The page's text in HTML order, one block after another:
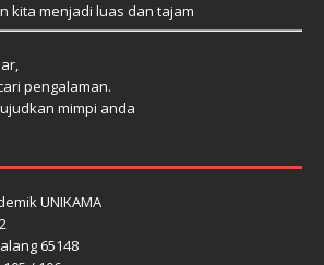
kita menjadi luas dan tajam
pengalaman.
mimpi anda
UNIKAMA
65148